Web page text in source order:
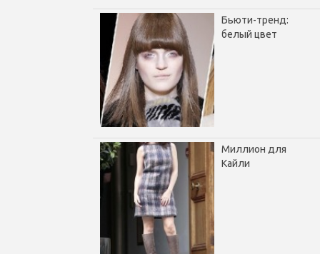
Бьюти-тренд:
белый цвет
Миллион для
Кайли